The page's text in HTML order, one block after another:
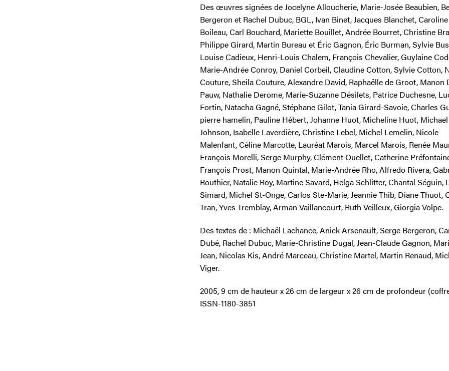
Des œuvres signées de Jocelyne Alloucherie, Marie-Josée Beaubien,
Bergeron et Rachel Dubuc, BGL, Ivan Binet, Jacques Blanchet, Caroline
Boileau, Carl Bouchard, Mariette Bouillet, Andrée Bourret, Christine
Philippe Girard, Martin Bureau et Éric Gagnon, Éric Burman, Sylvie
Louise Cadieux, Henri-Louis Chalem, François Chevalier, Guylaine
Marie-Andrée Conroy, Daniel Corbeil, Claudine Cotton, Sylvie Cotton,
Couture, Sheila Couture, Alexandre David, Raphaëlle de Groot, Manon
Pauw, Nathalie Derome, Marie-Suzanne Désilets, Patrice Duchesne,
Fortin, Natacha Gagné, Stéphane Gilot, Tania Girard-Savoie, Charles
pierre hamelin, Pauline Hébert, Johanne Huot, Micheline Huot, Michael
Johnson, Isabelle Laverdière, Christine Lebel, Michel Lemelin, Nicole
Malenfant, Céline Marcotte, Lauréat Marois, Marcel Marois, Renée
François Morelli, Serge Murphy, Clément Ouellet, Catherine
François Prost, Manon Quintal, Marie-Andrée Rho, Alfredo Rivera,
Routhier, Natalie Roy, Martine Savard, Helga Schlitter, Chantal Séguin,
Simard, Michel St-Onge, Carlos Ste-Marie, Jeannie Thib, Diane Thuot,
Tran, Yves Tremblay, Arman Vaillancourt, Ruth Veilleux, Giorgia Volpe.
Des textes de : Michaël Lachance, Anick Arsenault, Serge Bergeron,
Dubé, Rachel Dubuc, Marie-Christine Dugal, Jean-Claude Gagnon,
Jean, Nicolas Kis, André Marceau, Christine Martel, Martin Renaud,
Viger.
2005, 9 cm de hauteur x 26 cm de largeur x 26 cm de profondeur
ISSN-1180-3851